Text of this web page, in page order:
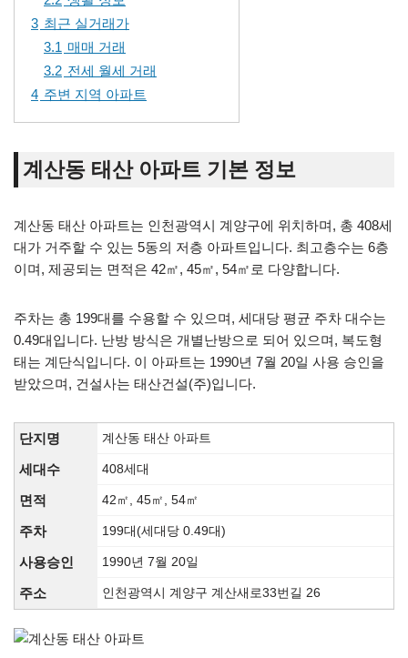
3 최근 실거래가
3.1 매매 거래
3.2 전세 월세 거래
4 주변 지역 아파트
계산동 태산 아파트 기본 정보
계산동 태산 아파트는 인천광역시 계양구에 위치하며, 총 408세
대가 거주할 수 있는 5동의 저층 아파트입니다. 최고층수는 6층
이며, 제공되는 면적은 42㎡, 45㎡, 54㎡로 다양합니다.
주차는 총 199대를 수용할 수 있으며, 세대당 평균 주차 대수는
0.49대입니다. 난방 방식은 개별난방으로 되어 있으며, 복도형
태는 계단식입니다. 이 아파트는 1990년 7월 20일 사용 승인을
받았으며, 건설사는 태산건설(주)입니다.
단지명 계산동 태산 아파트
세대수 408세대
면적 42㎡, 45㎡, 54㎡
주차 199대(세대당 0.49대)
사용승인 1990년 7월 20일
주소 인천광역시 계양구 계산새로33번길 26